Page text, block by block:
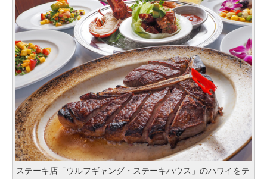
ステーキ店「ウルフギャング・ステーキハウス」のハワイをテ